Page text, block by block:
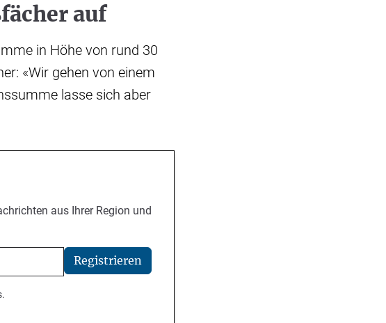
auf
in Höhe von rund 30
«Wir gehen von einem
lasse sich aber
aus Ihrer Region und
Registrieren